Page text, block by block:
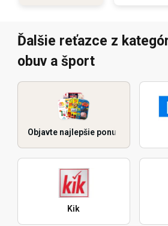
Ďalšie reťazce z
obuv a šport
Objavte najlepšie ponuky
Kik